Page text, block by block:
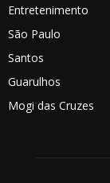
Entretenimento
São Paulo
Santos
Guarulhos
Mogi das Cruzes